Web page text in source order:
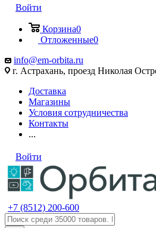
Войти
Корзина0
Отложенные0
info@em-orbita.ru
г. Астрахань, проезд Николая
Доставка
Магазины
Условия сотрудничества
Контакты
...
Войти
+7 (8512) 200-600